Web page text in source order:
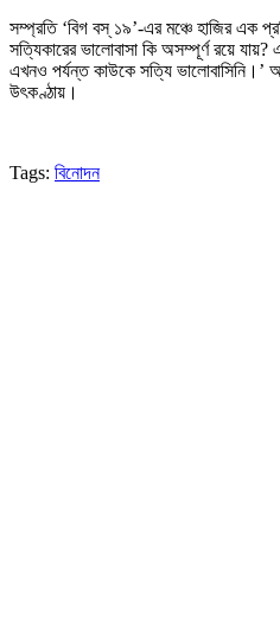
সম্প্রতি ‘বিগ বস্ ১৯’-এর মঞ্চে হাজির এক
সত্যিকারের ভালোবাসা কি অসম্পূর্ণ রয়ে
এখনও পর্যন্ত কাউকে সত্যি ভালোবাসিনি।’
উৎকণ্ঠায়।
Tags: বিনোদন